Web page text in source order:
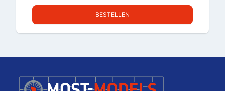
BESTELLEN